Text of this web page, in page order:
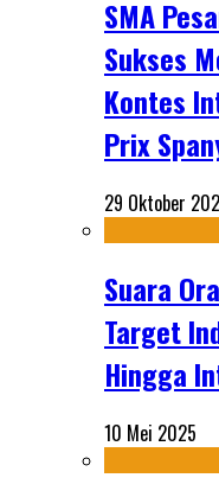
SMA
Sukses
Kontes
Prix
29 Oktober
Suara
Target
Hingga
10 Mei 2025